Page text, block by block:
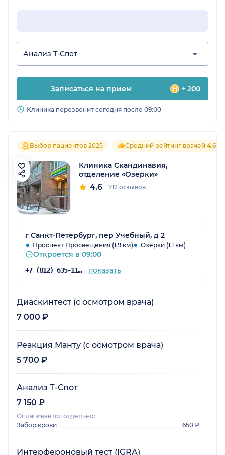
Анализ Т-Спот
Записаться на прием + 200
Клиника перезвонит сегодня после 09:00
Выбор пациентов 2025 Средний рейтинг врачей 4.6
Клиника Скандинавия,
отделение «Озерки»
4.6 712 отзывов
г Санкт-Петербург, пер Учебный, д 2
Проспект Просвещения (1.9 км) Озерки (1.1 км)
Откроется в 09:00
+7 (812) 635-11-79 показать
Диаскинтест (с осмотром врача)
7 000 ₽
Реакция Манту (с осмотром врача)
5 700 ₽
Анализ Т-Спот
7 150 ₽
Оплачивается отдельно:
Забор крови
650 ₽
Интерфероновый тест (IGRA)